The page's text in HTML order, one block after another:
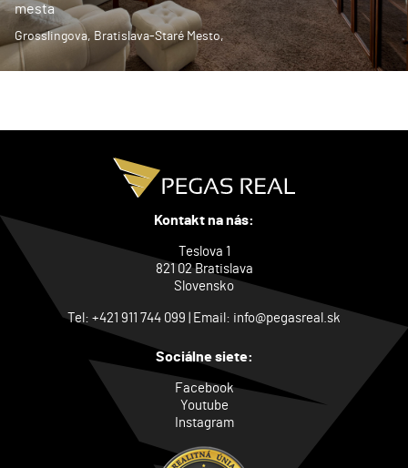
mesta
Grosslingova, Bratislava-Staré Mesto,
Kontakt na nás:
Teslova 1
821 02 Bratislava
Slovensko
Tel: +421 911 744 099 | Email: info@pegasreal.sk
Sociálne siete:
Facebook
Youtube
Instagram